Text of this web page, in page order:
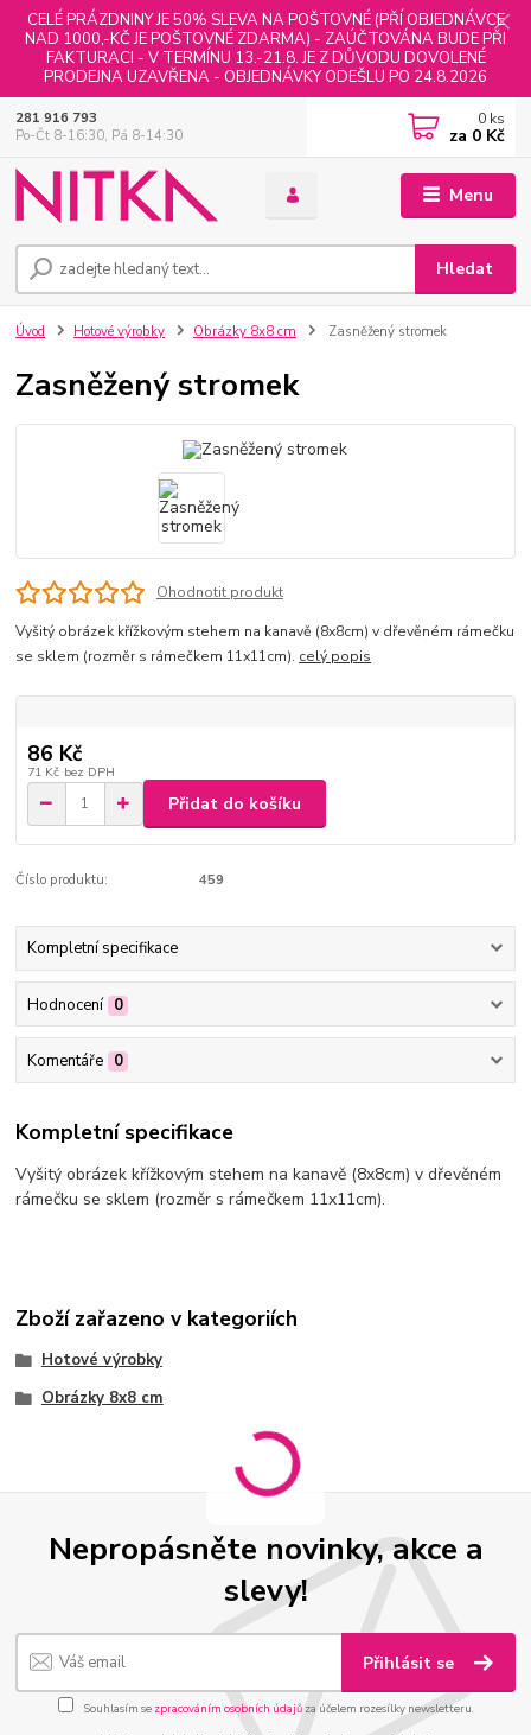
CELÉ PRÁZDNINY JE 50% SLEVA NA POŠTOVNÉ (PŘÍ OBJEDNÁVCE
NAD 1000,-KČ JE POŠTOVNÉ ZDARMA) - ZAÚČTOVÁNA BUDE PŘI
FAKTURACI - V TERMÍNU 13.-21.8. JE Z DŮVODU DOVOLENÉ
PRODEJNA UZAVŘENA - OBJEDNÁVKY ODEŠLU PO 24.8.2026
Menu
Hledat
281 916 793
Po-Čt 8-16:30, Pá 8-14:30
0 ks
za 0 Kč
Úvod Hotové výrobky Obrázky 8x8 cm Zasněžený stromek
Zasněžený stromek
Ohodnotit produkt
Vyšitý obrázek křížkovým stehem na kanavě (8x8cm) v dřevěném rámečku
se sklem (rozměr s rámečkem 11x11cm). celý popis
86 Kč
71 Kč bez DPH
Přidat do košíku
Číslo produktu: 459
Kompletní specifikace
Hodnocení 0
Komentáře 0
Kompletní specifikace
Vyšitý obrázek křížkovým stehem na kanavě (8x8cm) v dřevěném
rámečku se sklem (rozměr s rámečkem 11x11cm).
Zboží zařazeno v kategoriích
Hotové výrobky
Obrázky 8x8 cm
Nepropásněte novinky, akce a
slevy!
Přihlásit se
Souhlasím se zpracováním osobních údajůza účelem rozesílky newsletteru.